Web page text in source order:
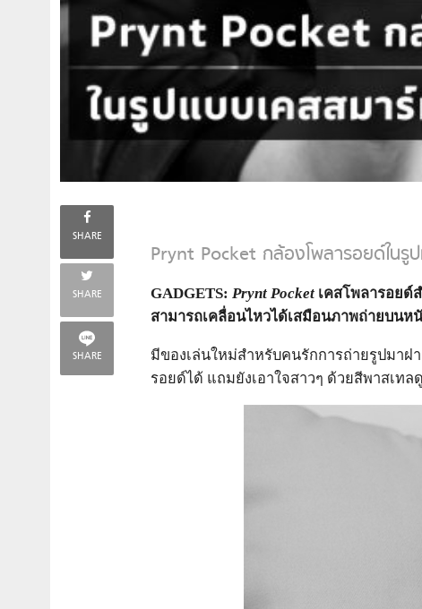
SHARE
SHARE
SHARE
Prynt Pocket กล้องโพลารอยด์ในรู
GADGETS: Prynt Pocket เคสโพลารอยด์
สามารถเคลื่อนไหวได้เสมือนภาพถ่ายบน
มีของเล่นใหม่สำหรับคนรักการถ่ายรูปมา
รอยด์ได้ แถมยังเอาใจสาวๆ ด้วยสีพาสเท